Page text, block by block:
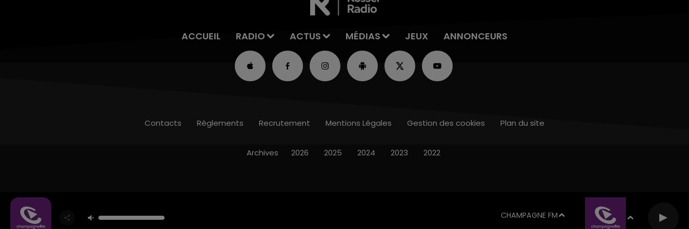
ACCUEIL RADIO ACTUS MÉDIAS JEUX ANNONCEURS
CHAMPAGNE FM
Contacts Règlements Recrutement Mentions Légales Gestion des cookies Plan du site
Archives 2026 2025 2024 2023 2022